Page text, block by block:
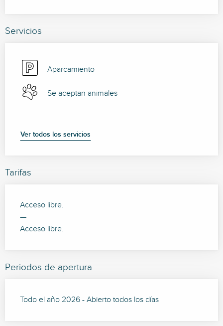
Servicios
Aparcamiento
Se aceptan animales
Ver todos los servicios
Tarifas
Acceso libre.
—
Acceso libre.
Periodos de apertura
Todo el año 2026 - Abierto todos los días